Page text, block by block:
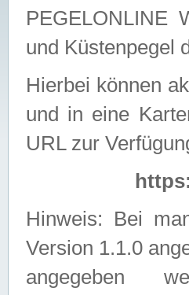
PEGELONLINE
und Küstenpegel
Hierbei können
und in eine
URL zur
Hinweis: Bei
Version 1.1.0
angegeben